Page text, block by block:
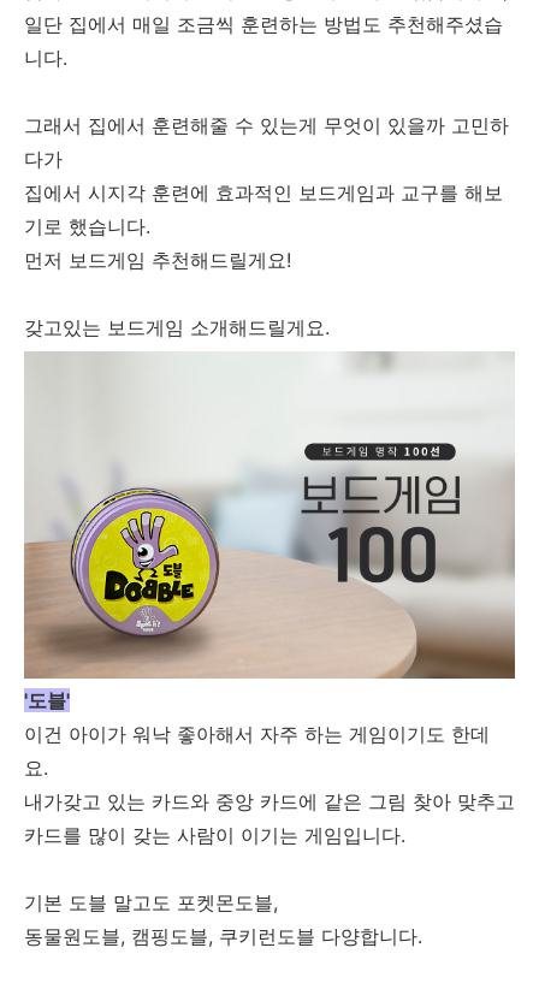
일단 집에서 매일 조금씩 훈련하는 방법도 추천해주셨습
니다.
그래서 집에서 훈련해줄 수 있는게 무엇이 있을까 고민하
다가
집에서 시지각 훈련에 효과적인 보드게임과 교구를 해보
기로 했습니다.
먼저 보드게임 추천해드릴게요!
갖고있는 보드게임 소개해드릴게요.
'도블'
이건 아이가 워낙 좋아해서 자주 하는 게임이기도 한데
요.
내가갖고 있는 카드와 중앙 카드에 같은 그림 찾아 맞추고
카드를 많이 갖는 사람이 이기는 게임입니다.
기본 도블 말고도 포켓몬도블,
동물원도블, 캠핑도블, 쿠키런도블 다양합니다.